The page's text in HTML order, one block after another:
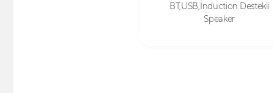
BT,USB,İnduction Destekli
Speaker